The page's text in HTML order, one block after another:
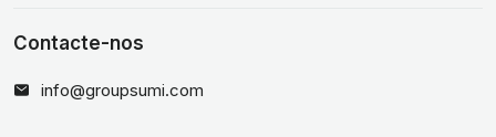
Contacte-nos
info@groupsumi.com